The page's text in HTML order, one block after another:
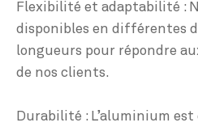
Flexibilité et adaptabilité :
disponibles en différentes
longueurs pour répondre
de nos clients.
Durabilité : L’aluminium